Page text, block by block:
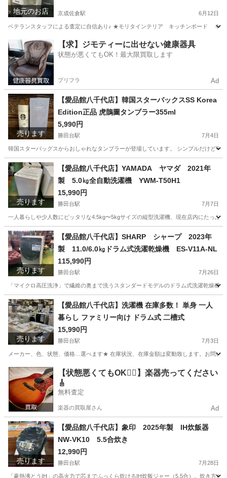
地元のお店 京成佐倉駅 6月12日
ベテランスタッフによる査定に自信あり♪ ★モリタインテリア キッチンボード ※使
千葉 佐倉市 京成佐倉駅 リサイクルショップ 千葉
佐倉市 京成佐倉駅
【求】ジモティーに出せない健康器具
状態が悪くてもOK！最大限買取します
プリフラ Ad
売ります
【愛品館八千代店】韓国スターバックスSS Korea
Edition正品 虎鵲圖タンブラー355ml
5,990円
勝田台駅 7月4日
韓国スターバッグスからおしゃれなタンブラーが登場しています。 シンプルだけど
千葉 八千代市 勝田台駅 食器
売ります
【愛品館八千代店】YAMADA ヤマダ 2021年
製 5.0㎏全自動洗濯機 YWM-T50H1
15,990円
勝田台駅 7月7日
一人暮らしや少人数にピッタリな4.5kg〜5kgサイズの縦型洗濯機、現在店内にたっぷ
千葉 八千代市 勝田台駅 生活家電
売ります
【愛品館八千代店】SHARP シャープ 2023年
製 11.0/6.0㎏ドラム式洗濯乾燥機 ES-V11A-NL
115,990円
勝田台駅 7月26日
「マイクロ高圧洗浄」で繊維の奥まで洗うスタンダードモデルのドラム式洗濯乾燥
千葉 八千代市 勝田台駅 生活家電 商品
売ります
【愛品館八千代店】洗濯機 在庫多数！ 単身 一人
暮らし ファミリー向け ドラム式 二槽式
15,990円
勝田台駅 7月3日
メーカー、色、状態、価格…選べます★ 在庫状況、在庫金額は変動致します。お問い
千葉 八千代市 勝田台駅 生活家電 商品
【状態悪くてもOK🙆‍♀️】楽器売ってください
🎸
無料査定
楽器の買取屋さん Ad
売ります
【愛品館八千代店】象印 2025年製 IH炊飯器
NW-VK10 5.5合炊き
12,990円
勝田台駅 7月28日
「豪熱沸とうIH」の高火力で芯までふっくら炊けるIH炊飯ジャー（5.5合）。炊き方